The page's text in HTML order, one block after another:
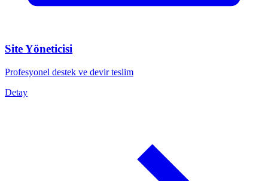
Site Yöneticisi
Profesyonel destek ve devir teslim
Detay